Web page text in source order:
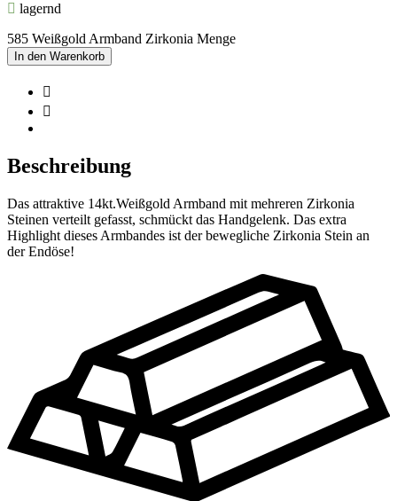
lagernd
585 Weißgold Armband Zirkonia Menge
In den Warenkorb
Beschreibung
Das attraktive 14kt.Weißgold Armband mit mehreren Zirkonia
Steinen verteilt gefasst, schmückt das Handgelenk. Das extra
Highlight dieses Armbandes ist der bewegliche Zirkonia Stein an
der Endöse!